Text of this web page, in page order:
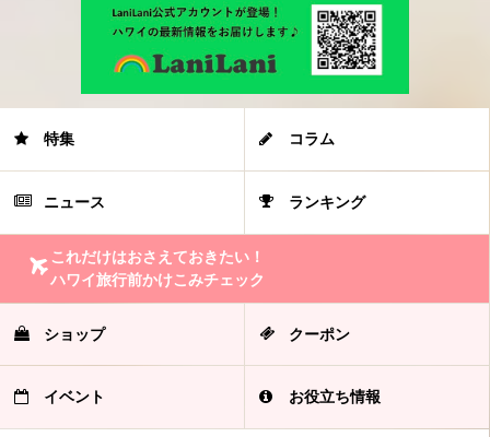
特集 コラム
ニュース ランキング
これだけはおさえておきたい！
ハワイ旅行前かけこみチェック
ショップ クーポン
イベント お役立ち情報